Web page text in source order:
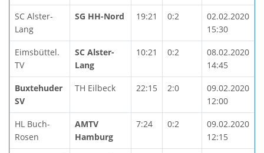
SC Alster-
Lang
SG HH-Nord 19:21 0:2
02.02.2020
15:30
Eimsbüttel.
TV
SC Alster-
Lang
10:21 0:2
08.02.2020
14:45
Buxtehuder
SV
TH Eilbeck 22:15 2:0
09.02.2020
12:00
HL Buch-
Rosen
AMTV
Hamburg
7:24 0:2
09.02.2020
12:15